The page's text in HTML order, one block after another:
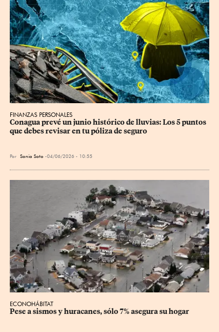
FINANZAS PERSONALES
Conagua prevé un junio histórico de lluvias: Los 5 puntos
que debes revisar en tu póliza de seguro
Por Sonia Soto 04/06/2026 - 10:55
ECONOHÁBITAT
Pese a sismos y huracanes, sólo 7% asegura su hogar